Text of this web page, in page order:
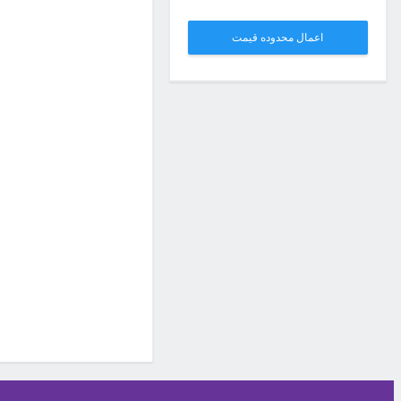
اعمال محدوده قیمت